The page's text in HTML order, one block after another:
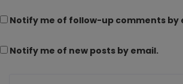
Notify me of follow-up comments by
Notify me of new posts by email.